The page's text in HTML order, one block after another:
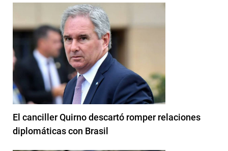
El canciller Quirno descartó romper relaciones
diplomáticas con Brasil